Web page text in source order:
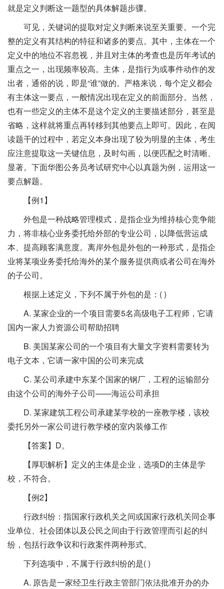
就是定义判断这一题型的具体解题步骤。
可见，关键词的提取对定义判断来说至关重要。一个完
整的定义有其结构的特征和诸多的要点。其中，主体在一个
定义中的地位不容忽视，并且对主体的考查也是历年考试的
重点之一，出现频率较高。主体，是指行为或事件动作的发
出者，通俗的说，即是“谁”做的。严格来说，每个定义都会
有主体这一要点，一般情况出现在定义的前面部分。当然，
也有一些定义的主体不是这个定义的主要描述部分，甚至是
省略，这样就将重点再转移到其他要点上即可。因此，在阅
读题干的过程中，若定义本身出现了较为明显的主体，考生
应注意提取这一关键信息，及时勾画，以便匹配之时清晰、
显著。下面华图公务员考试研究中心以真题为例，运用这一
要点解题。
【例1】
外包是一种战略管理模式，是指企业为维持核心竞争能
力，将非核心业务委托给外部的专业公司，以降低营运成
本、提高顾客满意度。离岸外包是外包的一种形式，是指企
业将某项业务委托给海外的某个服务提供商或者公司在海外
的子公司。
根据上述定义，下列不属于外包的是：( )
A. 某家企业的一个项目需要5名高级电子工程师，它请
国内一家人力资源公司帮助招聘
B. 美国某家公司的一个项目有大量文字资料需要转为
电子文本，它请一家中国的公司来完成
C. 某公司承建中东某个国家的钢厂，工程的运输部分
由这个公司的海外子公司——海运公司承担
D. 某家建筑工程公司承建某学校的一座教学楼，该校
委托另外一家公司进行教学楼的室内装修工作
【答案】D。
【厚职解析】定义的主体是企业，选项D的主体是学
校，不符合。
【例2】
行政纠纷：指国家行政机关之间或国家行政机关同企事
业单位、社会团体以及公民之间由于行政管理而引起的纠
纷，包括行政争议和行政案件两种形式。
下列选项中，不属于行政纠纷的是( )
A. 原告是一家经卫生行政主管部门依法批准开办的办